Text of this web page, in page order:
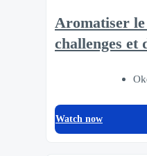
Aromatiser le
challenges et
Watch now